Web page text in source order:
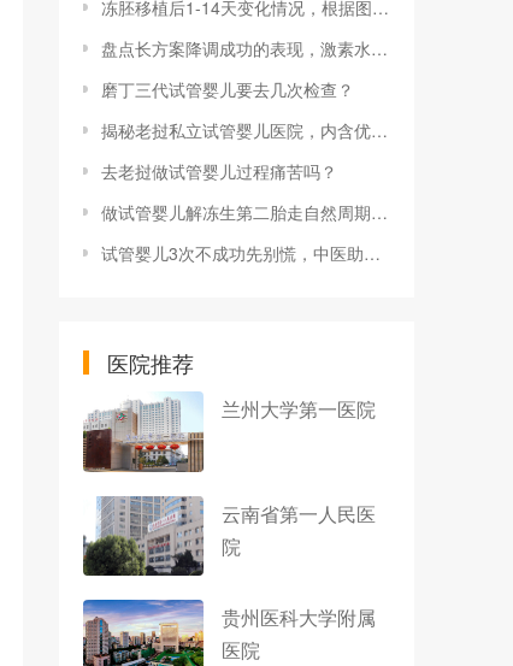
冻胚移植后1-14天变化情况，根据图片可清楚知道胚胎的变化
盘点长方案降调成功的表现，激素水平趋于稳定状态
磨丁三代试管婴儿要去几次检查？
揭秘老挝私立试管婴儿医院，内含优势分享及成功率预估
去老挝做试管婴儿过程痛苦吗？
做试管婴儿解冻生第二胎走自然周期费用多少？
试管婴儿3次不成功先别慌，中医助您接好“孕”！
医院推荐
兰州大学第一医院
云南省第一人民医
院
贵州医科大学附属
医院